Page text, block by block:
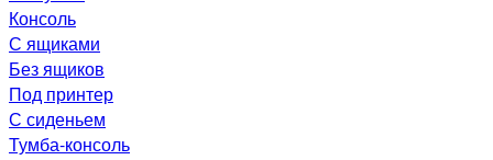
Консоль
С ящиками
Без ящиков
Под принтер
С сиденьем
Тумба-консоль